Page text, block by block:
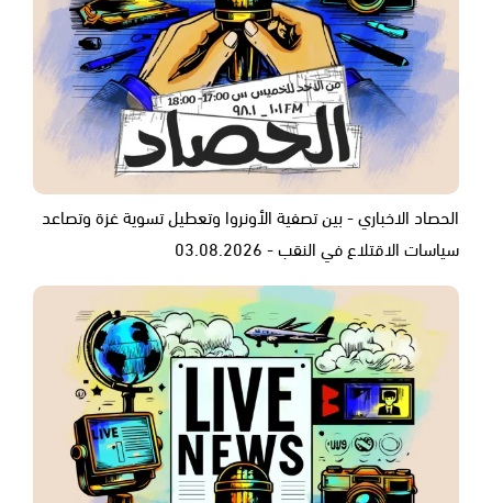
الحصاد الاخباري - بين تصفية الأونروا وتعطيل تسوية غزة وتصاعد
سياسات الاقتلاع في النقب - 03.08.2026